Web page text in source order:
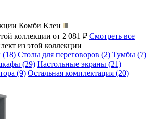
Комби Клен
коллекции от 2 081 ₽ Смотреть все
из этой коллекции
(18) Столы для переговоров (2) Тумбы (7)
(29) Настольные экраны (21)
(9) Остальная комплектация (20)